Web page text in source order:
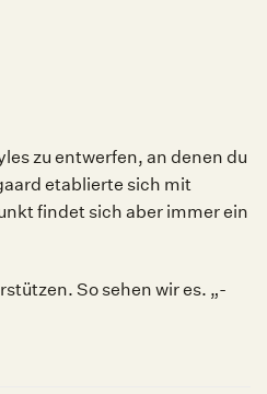
zu entwerfen, an denen du
etablierte sich mit
findet sich aber immer ein
So sehen wir es. „-